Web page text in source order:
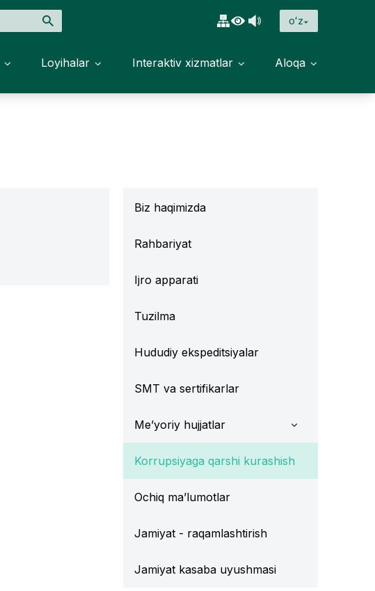
oʻz
Loyihalar Interaktiv xizmatlar Aloqa
Biz haqimizda
Rahbariyat
Ijro apparati
Tuzilma
Hududiy ekspeditsiyalar
SMT va sertifikarlar
Me’yoriy hujjatlar
Korrupsiyaga qarshi kurashish
Ochiq ma’lumotlar
Jamiyat - raqamlashtirish
Jamiyat kasaba uyushmasi